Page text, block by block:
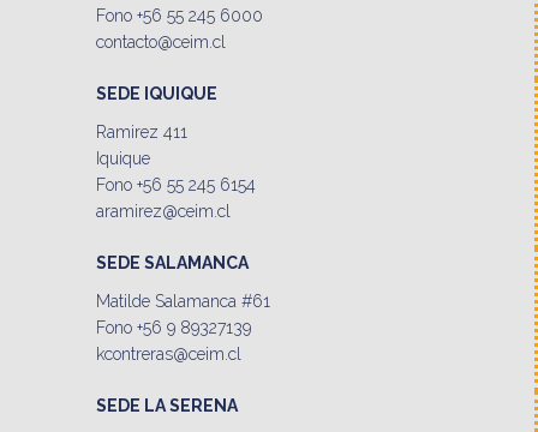
Fono +56 55 245 6000
contacto@ceim.cl
SEDE IQUIQUE
Ramirez 411
Iquique
Fono +56 55 245 6154
aramirez@ceim.cl
SEDE SALAMANCA
Matilde Salamanca #61
Fono +56 9 89327139
kcontreras@ceim.cl
SEDE LA SERENA